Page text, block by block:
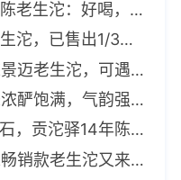
经典爆款老茶，贡沱驿12年陈老生沱：好喝，不贵，超值
热销爆款：贡沱驿12年陈老生沱，已售出1/3，剩余1000沱
贡沱驿老生沱上新：14年陈景迈老生沱，可遇不可求，数量有限
贡沱驿14年陈景迈沱：滋味浓酽饱满，气韵强烈，剩余171沱
陈香药香显著，汤体似红宝石，贡沱驿14年陈特级熟沱限量推荐
好喝，不贵，贡沱驿14年陈畅销款老生沱又来了，这次别再错过了